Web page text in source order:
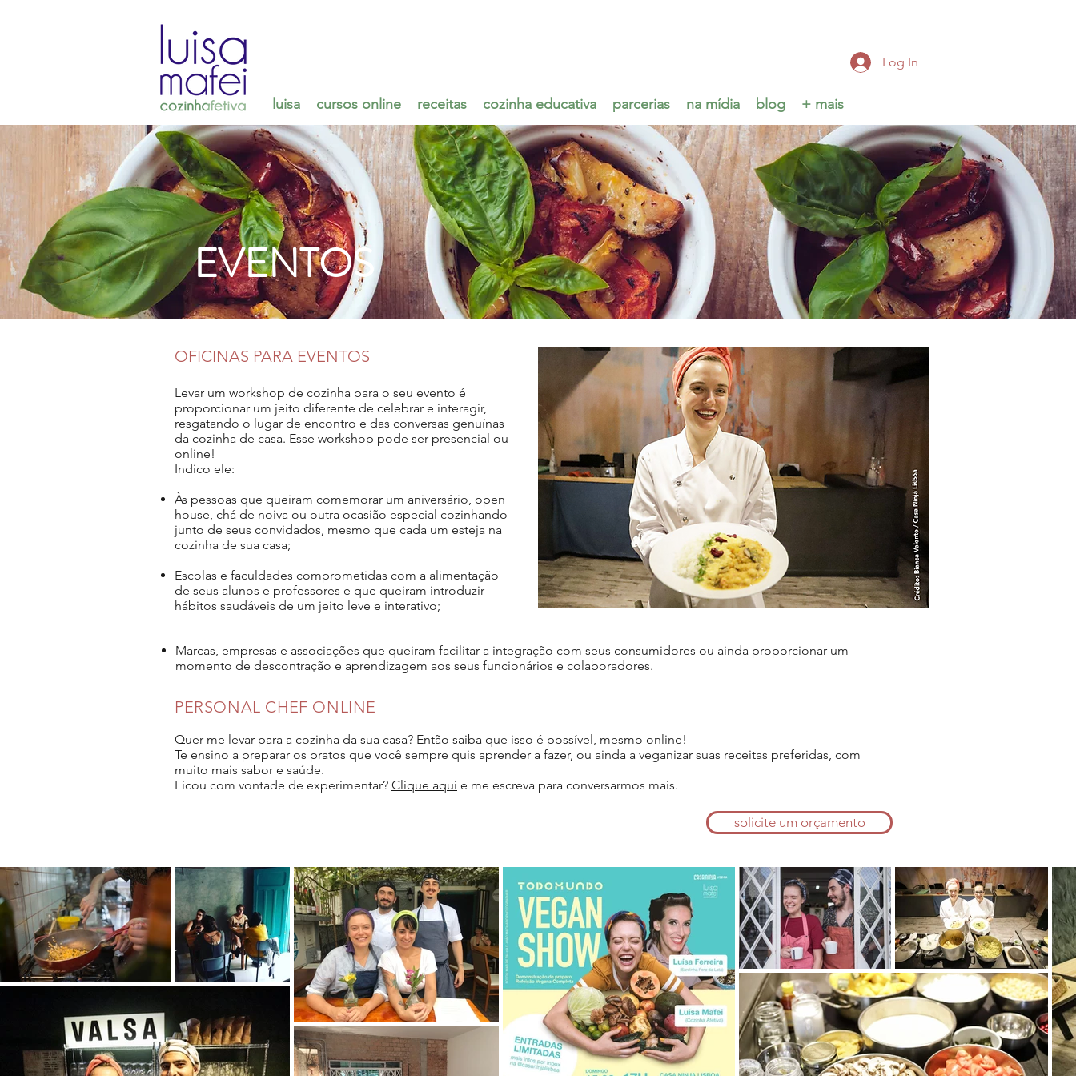
Log In
luisa cursos online receitas cozinha educativa parcerias na mídia blog + mais
EVENTOS
OFICINAS PARA EVENTOS
Levar um workshop de cozinha para o seu evento é
proporcionar um jeito diferente de celebrar e interagir,
resgatando o lugar de encontro e das conversas genuínas
da cozinha de casa. Esse workshop pode ser presencial ou
online!
Indico ele:
Às pessoas que queiram comemorar um aniversário, open
house, chá de noiva ou outra ocasião especial cozinhando
junto de seus convidados, mesmo que cada um esteja na
cozinha de sua casa;
Escolas e faculdades comprometidas com a alimentação
de seus alunos e professores e que queiram introduzir
hábitos saudáveis de um jeito leve e interativo;
Marcas, empresas e associações que queiram facilitar a integração com seus consumidores ou ainda proporcionar um
momento de descontração e aprendizagem aos seus funcionários e colaboradores.
PERSONAL CHEF ONLINE
Quer me levar para a cozinha da sua casa? Então saiba que isso é possível, mesmo online!
Te ensino a preparar os pratos que você sempre quis aprender a fazer, ou ainda a veganizar suas receitas preferidas, com
muito mais sabor e saúde.
Ficou com vontade de experimentar? Clique aqui e me escreva para conversarmos mais.
solicite um orçamento